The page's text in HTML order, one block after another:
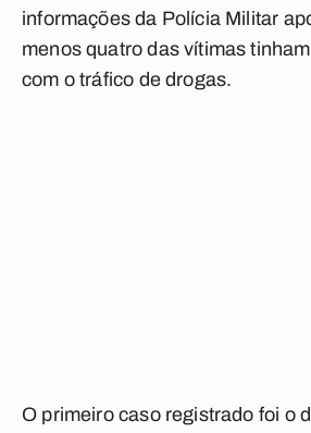
informações da Polícia Militar
menos quatro das vítimas
com o tráfico de drogas.
O primeiro caso registrado foi o